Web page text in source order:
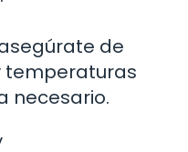
de
temperaturas
necesario.